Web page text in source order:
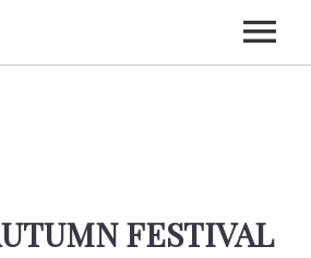
CDS FESTIVAL